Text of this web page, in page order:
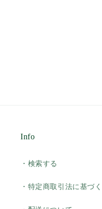
Info
・検索する
・特定商取引法に基づ